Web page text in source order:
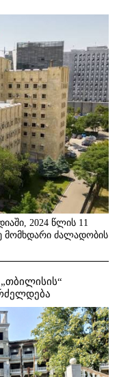
2024 წლის 11
მომხდარი ძალადობის